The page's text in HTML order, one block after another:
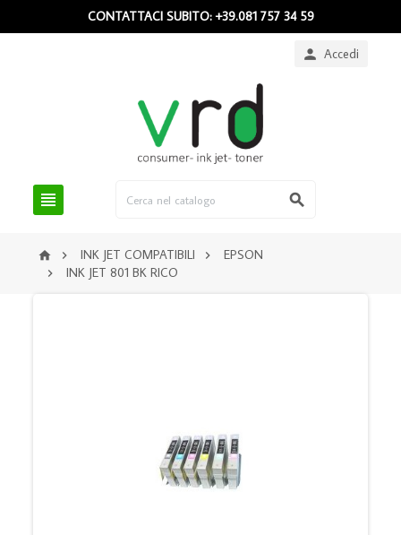
CONTATTACI SUBITO: +39.081 757 34 59
 Accedi
 
  INK JET COMPATIBILI  EPSON
 INK JET 801 BK RICO